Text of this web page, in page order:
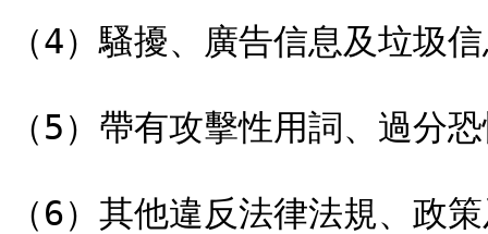
（4）騷擾、廣告信息及垃圾
（5）帶有攻擊性用詞、過分
（6）其他違反法律法規、政